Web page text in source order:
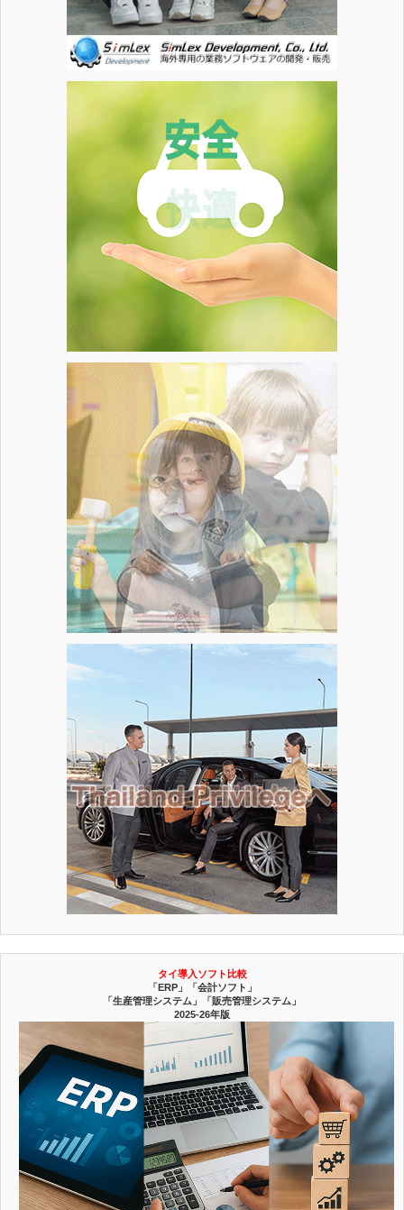
タイ導入ソフト比較
「ERP」「会計ソフト」
「生産管理システム」「販売管理システム」
2025-26年版